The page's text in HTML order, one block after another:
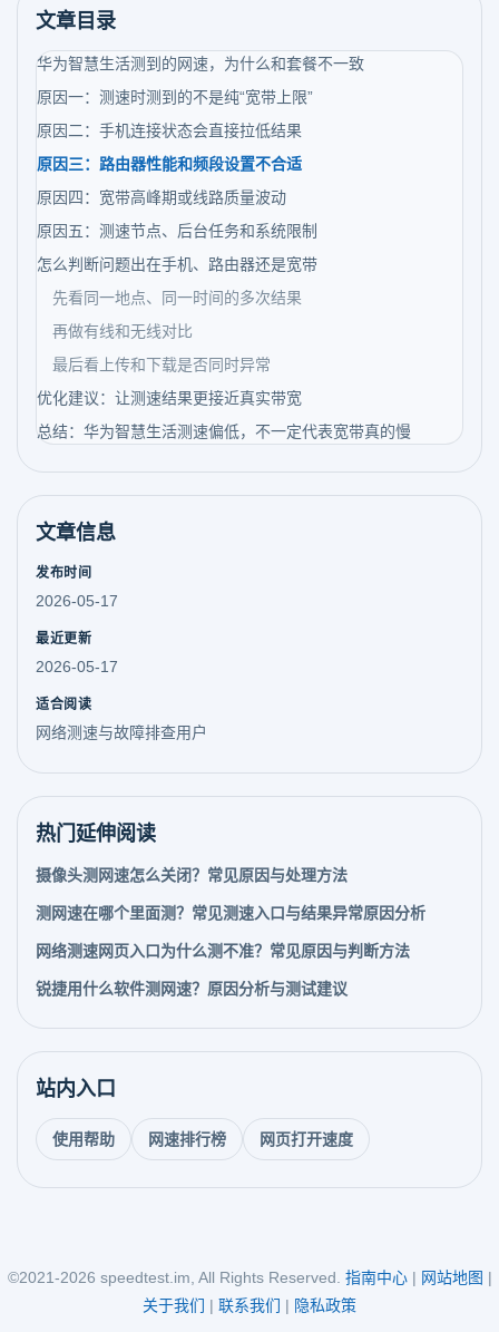
文章目录
华为智慧生活测到的网速，为什么和套餐不一致
原因一：测速时测到的不是纯“宽带上限”
原因二：手机连接状态会直接拉低结果
原因三：路由器性能和频段设置不合适
原因四：宽带高峰期或线路质量波动
原因五：测速节点、后台任务和系统限制
怎么判断问题出在手机、路由器还是宽带
先看同一地点、同一时间的多次结果
再做有线和无线对比
最后看上传和下载是否同时异常
优化建议：让测速结果更接近真实带宽
总结：华为智慧生活测速偏低，不一定代表宽带真的慢
文章信息
发布时间
2026-05-17
最近更新
2026-05-17
适合阅读
网络测速与故障排查用户
热门延伸阅读
摄像头测网速怎么关闭？常见原因与处理方法
测网速在哪个里面测？常见测速入口与结果异常原因分析
网络测速网页入口为什么测不准？常见原因与判断方法
锐捷用什么软件测网速？原因分析与测试建议
站内入口
使用帮助 网速排行榜 网页打开速度
©2021-2026 speedtest.im, All Rights Reserved. 指南中心| 网站地图 |
关于我们 | 联系我们 | 隐私政策